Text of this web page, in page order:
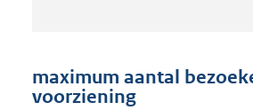
maximum aantal
voorziening